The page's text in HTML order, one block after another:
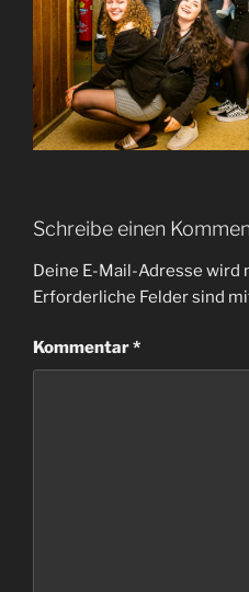
Schreibe einen
Deine E-Mail-Adresse
Erforderliche Felder sind
Kommentar*